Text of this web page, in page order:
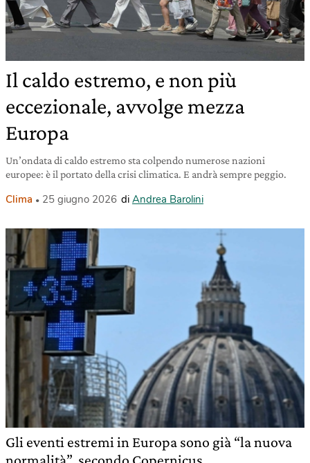
Il caldo estremo, e non più
eccezionale, avvolge mezza
Europa
Un’ondata di caldo estremo sta colpendo numerose nazioni
europee: è il portato della crisi climatica. E andrà sempre peggio.
Clima 25 giugno 2026 di Andrea Barolini
Gli eventi estremi in Europa sono già “la nuova